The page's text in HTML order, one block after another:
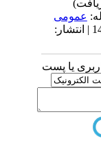
عمومى
دریافت: 1400/2/8 | پذیرش: 1400/3/15 | انتشار:
یا پست